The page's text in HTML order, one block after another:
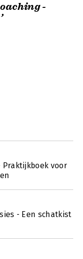
-
voor
- Een schatkist